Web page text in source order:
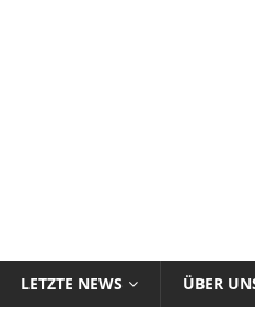
LETZTE NEWS ÜBER